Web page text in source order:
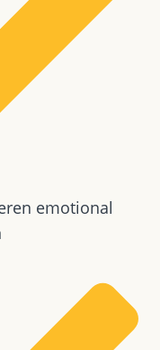
emotional